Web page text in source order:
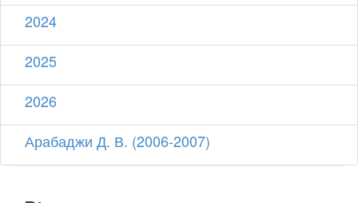
2024
2025
2026
Арабаджи Д. В. (2006-2007)